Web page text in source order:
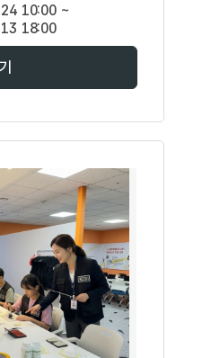
10:00 ~
18:00